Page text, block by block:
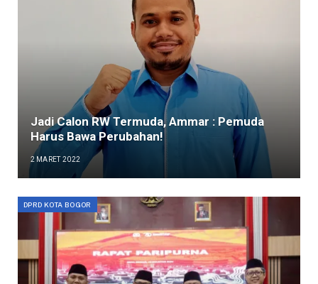
Jadi Calon RW Termuda, Ammar : Pemuda
Harus Bawa Perubahan!
2 MARET 2022
DPRD KOTA BOGOR